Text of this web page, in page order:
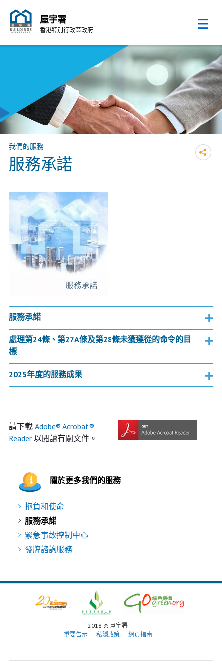
屋宇署
香港特別行政區政府
我們的服務
服務承諾
服務承諾
處理第24條、第27A條及第28條未獲遵從的命令的目
標
2025年度的服務成果
請下載 Adobe® Acrobat®
Reader以閱讀有關文件。
關於更多我們的服務
抱負和使命
服務承諾
緊急事故控制中心
發牌諮詢服務
2018 © 屋宇署
重要告示
私隱政策 網頁指南